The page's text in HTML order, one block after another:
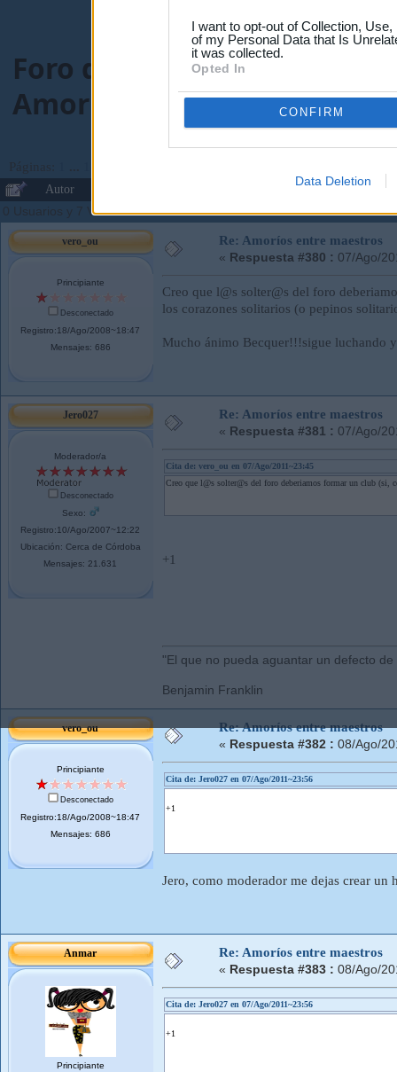
I want to opt-out of Collection,
of my Personal Data that Is
it was collected.
Opted In
CONFIRM
Data Deletion
Foro de Maestros25
Amoríos entre maestros
Páginas: ...
Autor
Tema: Amoríos entre maestros (Leído 485389
0 Usuarios y 7 Visitantes están viendo este tema.
vero_ou
Principiante
Desconectado
Registro:18/Ago/2008~18:47
Mensajes: 686
Re: Amoríos entre maestros
« Respuesta #380 : 07/Ago/
Creo que l@s solter@s del foro
los corazones solitarios (o pepinos
Mucho ánimo Becquer!!!sigue luchando
Jero027
Moderador/a
Desconectado
Sexo:
Registro:10/Ago/2007~12:22
Ubicación: Cerca de Córdoba
Mensajes: 21.631
Re: Amoríos entre maestros
« Respuesta #381 : 07/Ago/
Cita de: vero_ou en 07/Ago/2011~23:45
Creo que l@s solter@s del foro deberiamos formar un club
+1
"El que no pueda aguantar un defecto
Benjamin Franklin
vero_ou
Principiante
Desconectado
Registro:18/Ago/2008~18:47
Mensajes: 686
Re: Amoríos entre maestros
« Respuesta #382 : 08/Ago/
Cita de: Jero027 en 07/Ago/2011~23:56
+1
Jero, como moderador me dejas crear un
Anmar
Principiante
Re: Amoríos entre maestros
« Respuesta #383 : 08/Ago/
Cita de: Jero027 en 07/Ago/2011~23:56
+1